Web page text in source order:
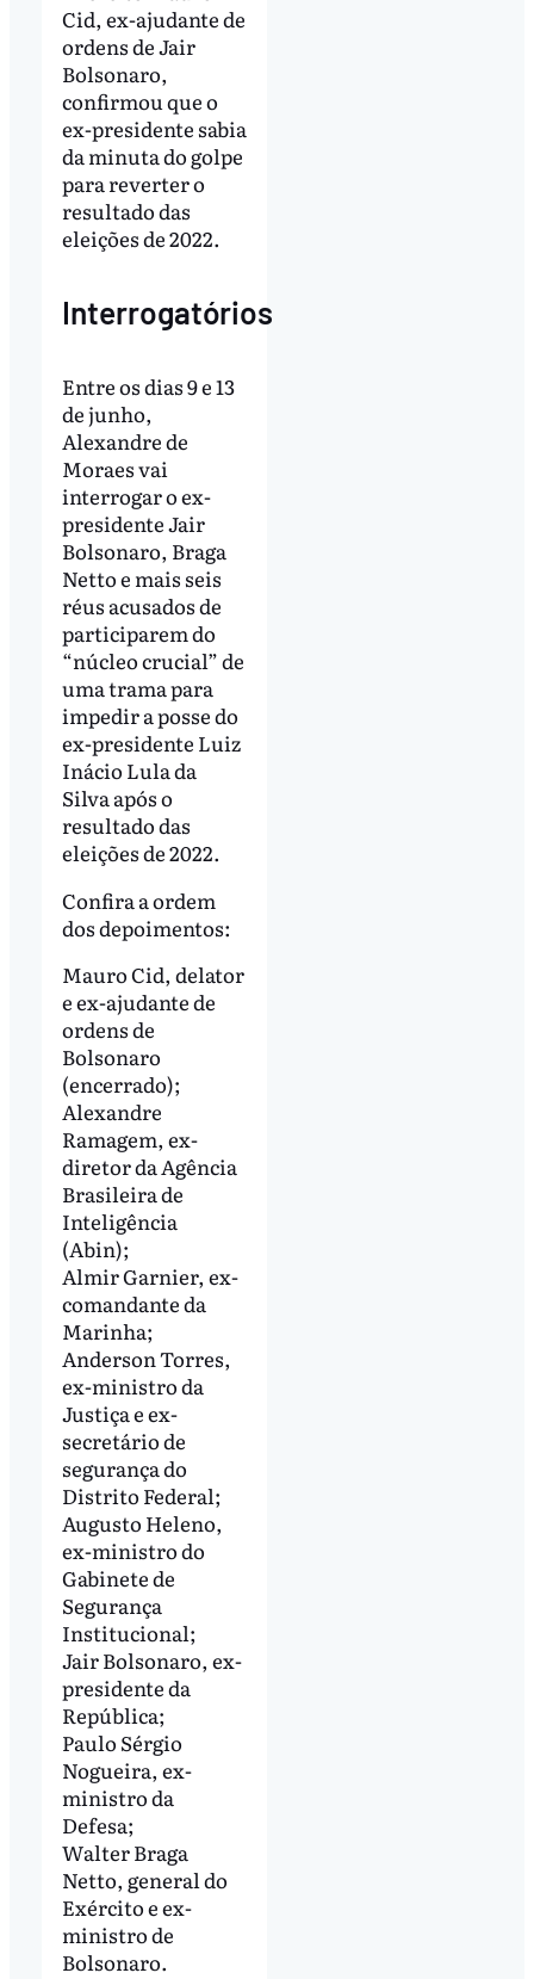
Cid, ex-ajudante de
ordens de Jair
Bolsonaro,
confirmou que o
ex-presidente sabia
da minuta do golpe
para reverter o
resultado das
eleições de 2022.
Interrogatórios
Entre os dias 9 e 13
de junho,
Alexandre de
Moraes vai
interrogar o ex-
presidente Jair
Bolsonaro, Braga
Netto e mais seis
réus acusados de
participarem do
“núcleo crucial” de
uma trama para
impedir a posse do
ex-presidente Luiz
Inácio Lula da
Silva após o
resultado das
eleições de 2022.
Confira a ordem
dos depoimentos:
Mauro Cid, delator
e ex-ajudante de
ordens de
Bolsonaro
(encerrado);
Alexandre
Ramagem, ex-
diretor da Agência
Brasileira de
Inteligência
(Abin);
Almir Garnier, ex-
comandante da
Marinha;
Anderson Torres,
ex-ministro da
Justiça e ex-
secretário de
segurança do
Distrito Federal;
Augusto Heleno,
ex-ministro do
Gabinete de
Segurança
Institucional;
Jair Bolsonaro, ex-
presidente da
República;
Paulo Sérgio
Nogueira, ex-
ministro da
Defesa;
Walter Braga
Netto, general do
Exército e ex-
ministro de
Bolsonaro.